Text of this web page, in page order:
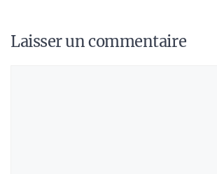
Laisser un commentaire